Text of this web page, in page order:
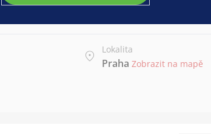
Lokalita
Praha Zobrazit na mapě